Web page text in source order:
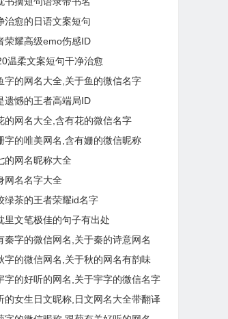
治愈的日语文案短句
荣耀高级emo伤感ID
温柔文案短句干净治愈
字的网名大全,关于鱼的微信名字
遗憾的王者高端局ID
的网名大全,含有花的微信名字
字的唯美网名,含有姗的微信昵称
的网名昵称大全
网名名字大全
绿茶的王者荣耀id名字
里文笔极佳的句子有出处
秦字的微信网名,关于秦的诗意网名
字的微信网名,关于秋的网名有韵味
字的好听的网名,关于宇字的微信名字
的女生日文昵称,日文网名大全带翻译